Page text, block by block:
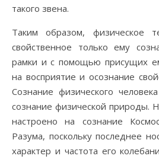
такого звена.
Таким образом, физическое
свойственное только ему
рамки и с помощью присущих
на восприятие и осознание
Сознание физического
сознание физической природы.
настроено на сознание
Разума, поскольку последнее
характер и частота его